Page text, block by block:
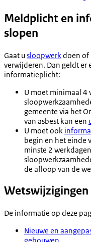
Meldplicht en
slopen
Gaat usloopwerk doen of
verwijderen. Dan geldt er
informatieplicht:
U moet minimaal 4
gemeente via het
van asbest kan een
U moet ook
begin en het einde
minste 2
de afloop van de
Wetswijzigingen
De informatie op deze
Nieuwe en